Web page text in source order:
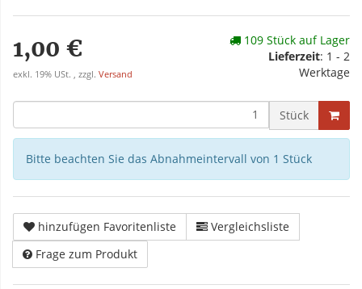
1,00 €
exkl. 19% USt. , zzgl. Versand
109 Stück auf Lager
Lieferzeit: 1 - 2
Werktage
Stück
Bitte beachten Sie das Abnahmeintervall von 1 Stück
hinzufügen Favoritenliste
Vergleichsliste
Frage zum Produkt